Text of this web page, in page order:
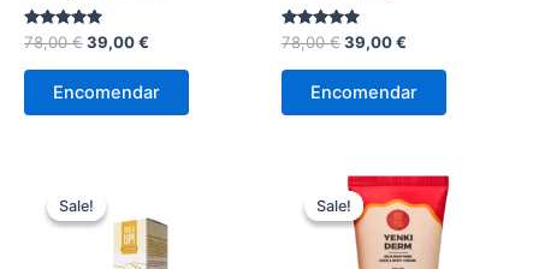
Avaliação
4.86
de 5
78,00€O
original
era:
39,00€
é:
Encomendar
Avaliação
5.00
de 5
78,00€O
original
era:
39,00€
é:
Encomendar
Sale!
Sale! Sale!
Sale!